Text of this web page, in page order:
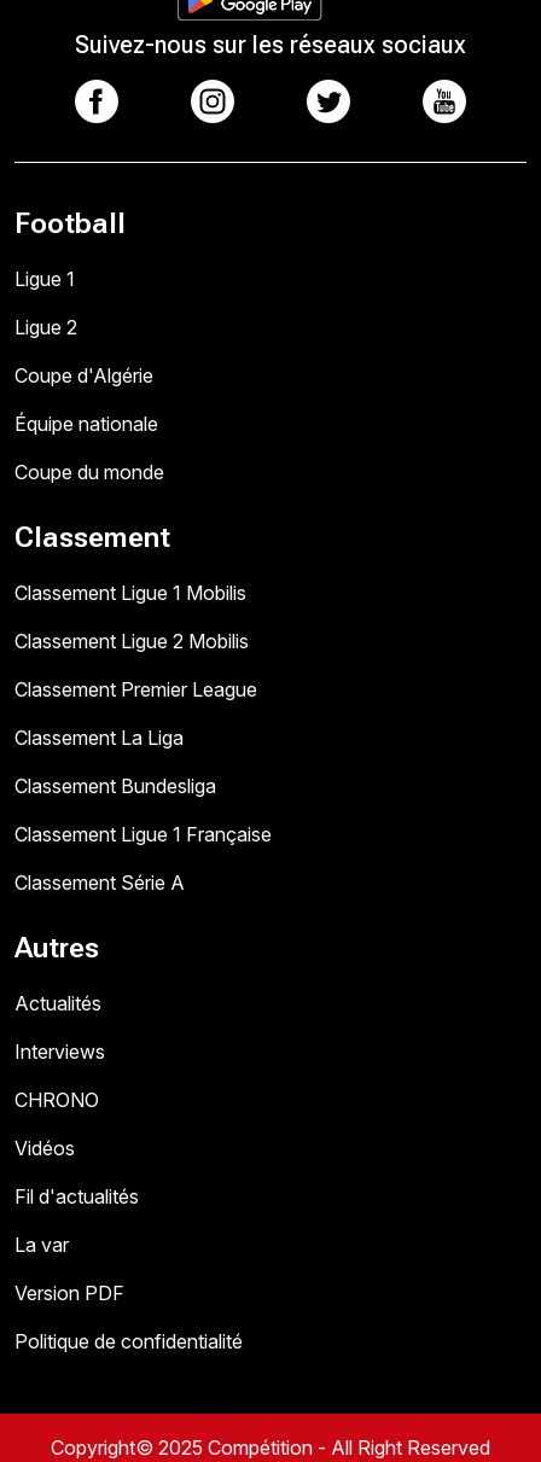
Suivez-nous sur les réseaux sociaux
Football
Ligue 1
Ligue 2
Coupe d'Algérie
Équipe nationale
Coupe du monde
Classement
Classement Ligue 1 Mobilis
Classement Ligue 2 Mobilis
Classement Premier League
Classement La Liga
Classement Bundesliga
Classement Ligue 1 Française
Classement Série A
Autres
Actualités
Interviews
CHRONO
Vidéos
Fil d'actualités
La var
Version PDF
Politique de confidentialité
Copyright© 2025 Compétition - All Right Reserved